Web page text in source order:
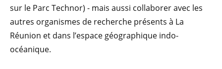
sur le Parc Technor) - mais aussi collaborer avec les
autres organismes de recherche présents à La
Réunion et dans l’espace géographique indo-
océanique.